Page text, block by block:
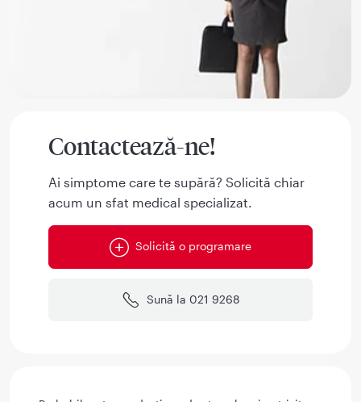
Contactează-ne!
Ai simptome care te supără? Solicită chiar
acum un sfat medical specializat.
Solicită o programare
Sună la 021 9268